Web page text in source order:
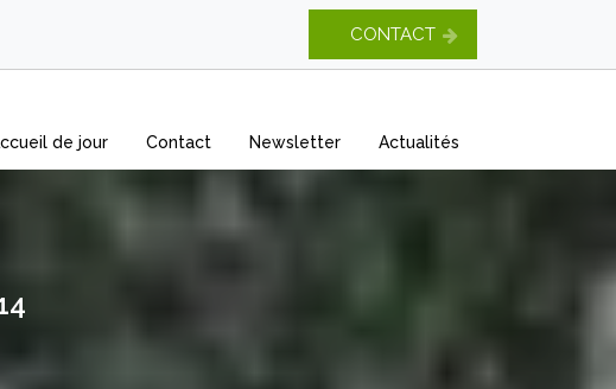
CONTACT
de jour Contact Newsletter Actualités